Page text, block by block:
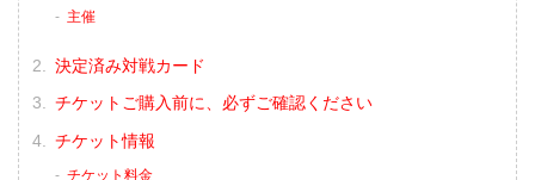
主催
決定済み対戦カード
チケットご購入前に、必ずご確認ください
チケット情報
チケット料金